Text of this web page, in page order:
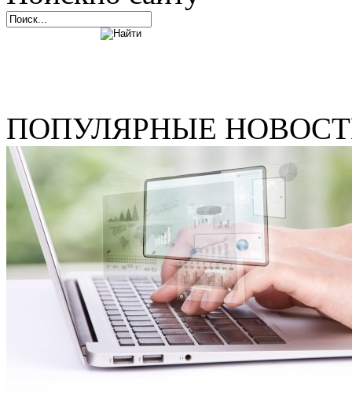
ПОПУЛЯРНЫЕ